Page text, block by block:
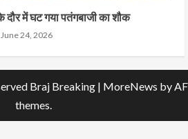
दौर में घट गया पतंगबाजी का शौक
June 24, 2026
Braj Breaking | MoreNews by AF
themes.